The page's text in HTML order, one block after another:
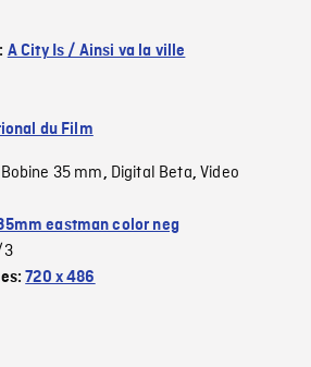
A City Is / Ainsi va la ville
du Film
Bobine 35 mm, Digital Beta,Video
eastman color neg
720 x 486